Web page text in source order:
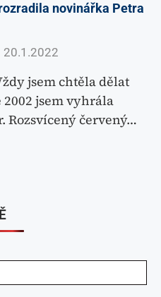
novinářka Petra
20.1.2022
jsem chtěla dělat
2002 jsem vyhrála
Rozsvícený červený…